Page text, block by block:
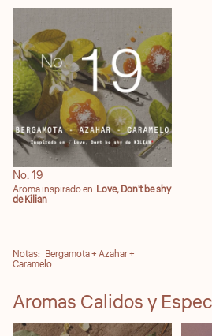
No. 19
Aroma inspirado en Love, Don't be shy
de Kilian
Notas: Bergamota + Azahar +
Caramelo
Aromas Calidos y
No. 21